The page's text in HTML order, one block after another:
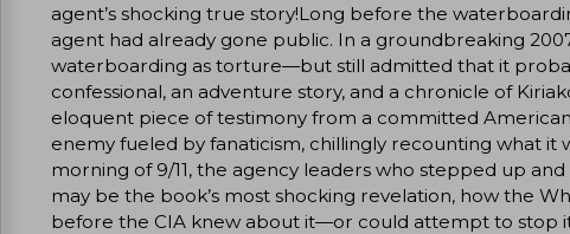
agent’s shocking true story!Long before the
agent had already gone public. In a groundbreaking
waterboarding as torture—but still admitted that it
confessional, an adventure story, and a chronicle of
eloquent piece of testimony from a committed
enemy fueled by fanaticism, chillingly recounting what it
morning of 9/11, the agency leaders who stepped up
may be the book’s most shocking revelation, how the
before the CIA knew about it—or could attempt to stop